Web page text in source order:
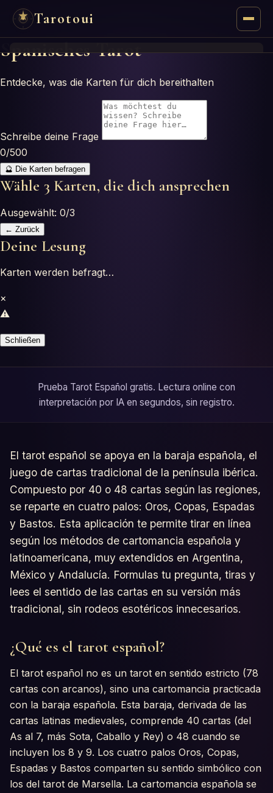
Tarotoui
Tarot
Respuestas del Tarot
Mancias
Astrología
Numerología
Horóscopos
Spanisches Tarot
Entdecke, was die Karten für dich bereithalten
Schreibe deine Frage
0/500
🔮 Die Karten befragen
Wähle 3 Karten, die dich ansprechen
Ausgewählt: 0/3
← Zurück
Deine Lesung
Karten werden befragt…
×
⚠️
Schließen
Prueba Tarot Español gratis. Lectura online con
interpretación por IA en segundos, sin registro.
El tarot español se apoya en la baraja española, el
juego de cartas tradicional de la península ibérica.
Compuesto por 40 o 48 cartas según las regiones,
se reparte en cuatro palos: Oros, Copas, Espadas
y Bastos. Esta aplicación te permite tirar en línea
según los métodos de cartomancia española y
latinoamericana, muy extendidos en Argentina,
México y Andalucía. Formulas tu pregunta, tiras y
lees el sentido de las cartas en su versión más
tradicional, sin rodeos esotéricos innecesarios.
¿Qué es el tarot español?
El tarot español no es un tarot en sentido estricto (78
cartas con arcanos), sino una cartomancia practicada
con la baraja española. Esta baraja, derivada de las
cartas latinas medievales, comprende 40 cartas (del
As al 7, más Sota, Caballo y Rey) o 48 cuando se
incluyen los 8 y 9. Los cuatro palos Oros, Copas,
Espadas y Bastos comparten su sentido simbólico con
los del tarot de Marsella. La cartomancia española se